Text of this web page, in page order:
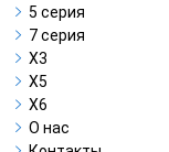
5 серия
7 серия
X3
X5
X6
О нас